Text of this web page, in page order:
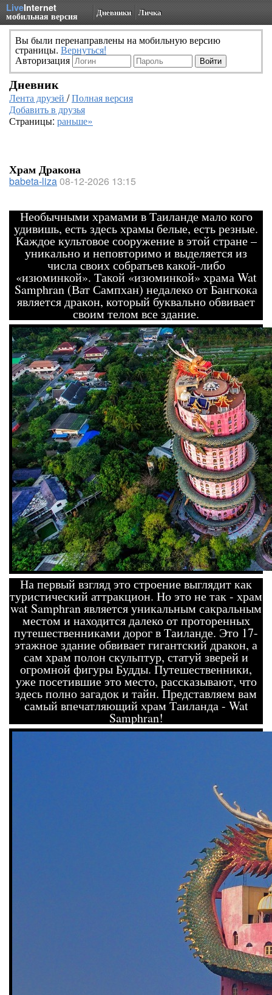
LiveInternet
мобильная версия Дневники Личка
Вы были перенаправлены на мобильную версию
страницы. Вернуться!
Авторизация
Дневник
Лента друзей /Полная версия
Добавить в друзья
Страницы: раньше»
Храм Дракона
babeta-liza08-12-2026 13:15
Необычными храмами в Таиланде мало кого
удивишь, есть здесь храмы белые, есть резные.
Каждое культовое сооружение в этой стране –
уникально и неповторимо и выделяется из
числа своих собратьев какой-либо
«изюминкой». Такой «изюминкой» храма Wat
Samphran (Ват Сампхан) недалеко от Бангкока
является дракон, который буквально обвивает
своим телом все здание.
На первый взгляд это строение выглядит как
туристический аттракцион. Но это не так - храм
wat Samphran является уникальным сакральным
местом и находится далеко от проторенных
путешественниками дорог в Таиланде. Это 17-
этажное здание обвивает гигантский дракон, а
сам храм полон скульптур, статуй зверей и
огромной фигуры Будды. Путешественники,
уже посетившие это место, рассказывают, что
здесь полно загадок и тайн. Представляем вам
самый впечатляющий храм Таиланда - Wat
Samphran!